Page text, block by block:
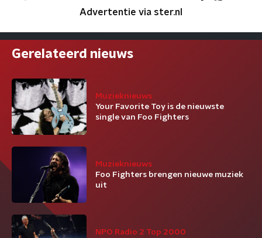
Advertentie via ster.nl
Gerelateerd nieuws
Muzieknieuws
Your Favorite Toy is de nieuwste
single van Foo Fighters
Muzieknieuws
Foo Fighters brengen nieuwe muziek
uit
NPO Radio 2 Top 2000